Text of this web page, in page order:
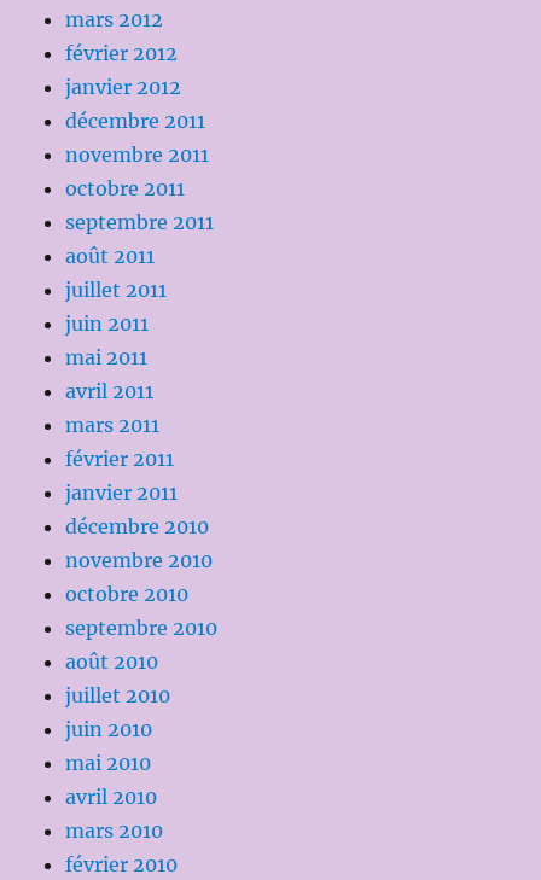
mars 2012
février 2012
janvier 2012
décembre 2011
novembre 2011
octobre 2011
septembre 2011
août 2011
juillet 2011
juin 2011
mai 2011
avril 2011
mars 2011
février 2011
janvier 2011
décembre 2010
novembre 2010
octobre 2010
septembre 2010
août 2010
juillet 2010
juin 2010
mai 2010
avril 2010
mars 2010
février 2010